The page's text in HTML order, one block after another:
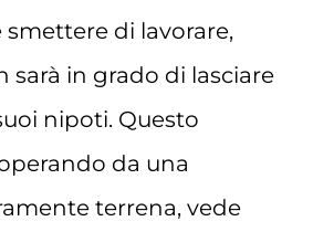
di lavorare,
sarà in grado di lasciare
nipoti. Questo
da una
terrena, vede